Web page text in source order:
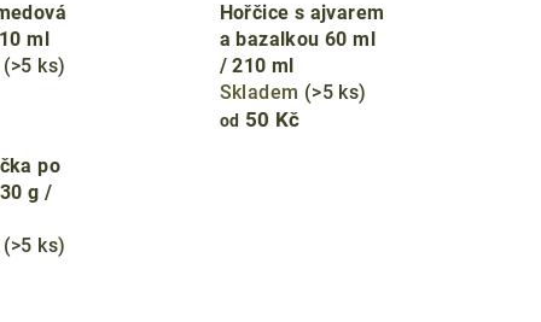
ml
(>5 ks)
Hořčice s ajvarem
a bazalkou 60 ml
/ 210 ml
Skladem (>5 ks)
od 50 Kč
po
g /
(>5 ks)